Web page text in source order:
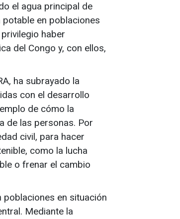
el agua principal de
en poblaciones
haber
del Congo y, con ellos,
ha subrayado la
con el desarrollo
de cómo la
de las personas. Por
civil, para hacer
como la lucha
o frenar el cambio
poblaciones en situación
Mediante la